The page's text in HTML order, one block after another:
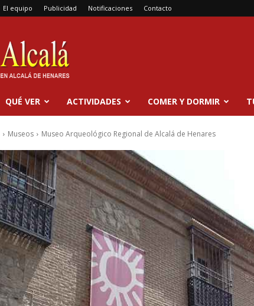
El equipo Publicidad Notificaciones Contacto
QUÉ VER ACTIVIDADES COMER Y DORMIR
Museos Museo Arqueológico Regional de Alcalá de Henares